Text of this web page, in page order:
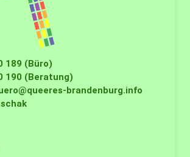
189 (Büro)
190 (Beratung)
brandenburg.info